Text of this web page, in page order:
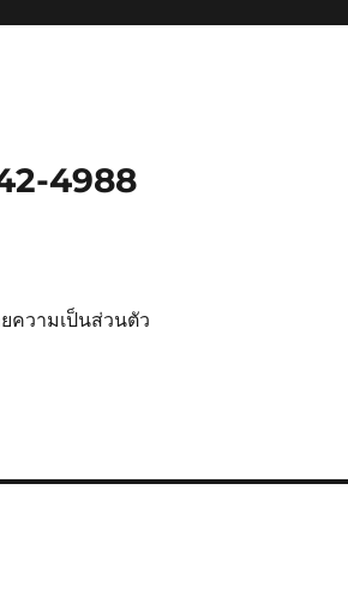
4988
ความเป็นส่วนตัว